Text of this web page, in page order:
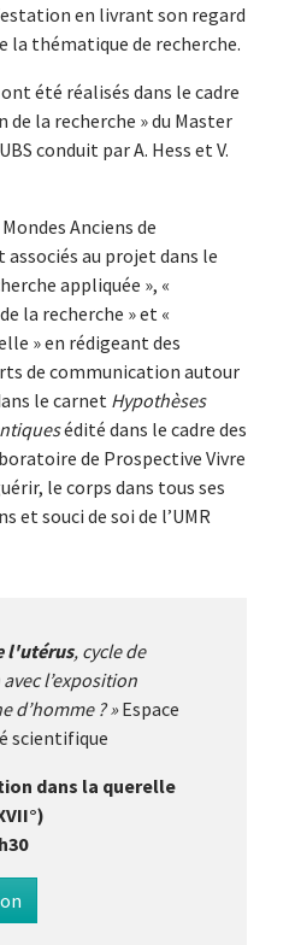
en livrant son regard
la thématique de recherche.
été réalisés dans le cadre
de la recherche » du Master
conduit par A. Hess et V.
Anciens de
associés au projet dans le
appliquée », «
la recherche » et «
» en rédigeant des
de communication autour
le carnet Hypothèses
édité dans le cadre des
de Prospective Vivre
le corps dans tous ses
et souci de soi de l’UMR
l'utérus, cycle de
l’exposition
d’homme ? »Espace
scientifique
dans la querelle